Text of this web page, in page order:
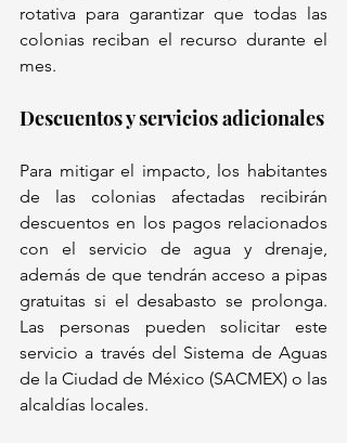
rotativa para garantizar que todas las
colonias reciban el recurso durante el
mes.
Descuentos y servicios adicionales
Para mitigar el impacto, los habitantes
de las colonias afectadas recibirán
descuentos en los pagos relacionados
con el servicio de agua y drenaje,
además de que tendrán acceso a pipas
gratuitas si el desabasto se prolonga.
Las personas pueden solicitar este
servicio a través del Sistema de Aguas
de la Ciudad de México (SACMEX) o las
alcaldías locales.